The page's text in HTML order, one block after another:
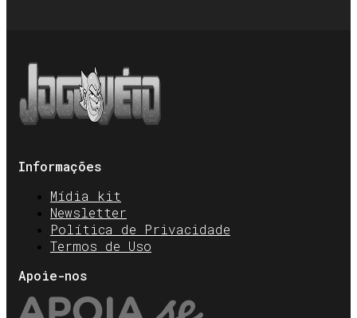
Informações
Mídia kit
Newsletter
Política de Privacidade
Termos de Uso
Apoie-nos